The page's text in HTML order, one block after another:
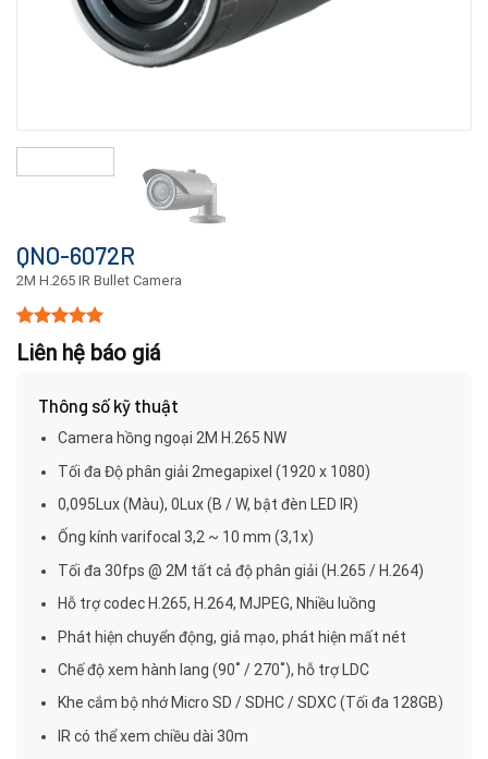
QNO-6072R
2M H.265 IR Bullet Camera
5.00
trên 5
dựa trên
15
Liên hệ báo giá
Thông số kỹ thuật
Camera hồng ngoại 2M H.265 NW
Tối đa Độ phân giải 2megapixel (1920 x 1080)
0,095Lux (Màu), 0Lux (B / W, bật đèn LED IR)
Ống kính varifocal 3,2 ~ 10 mm (3,1x)
Tối đa 30fps @ 2M tất cả độ phân giải (H.265 / H.264)
Hỗ trợ codec H.265, H.264, MJPEG, Nhiều luồng
Phát hiện chuyển động, giả mạo, phát hiện mất nét
Chế độ xem hành lang (90˚ / 270˚), hỗ trợ LDC
Khe cắm bộ nhớ Micro SD / SDHC / SDXC (Tối đa 128GB)
IR có thể xem chiều dài 30m